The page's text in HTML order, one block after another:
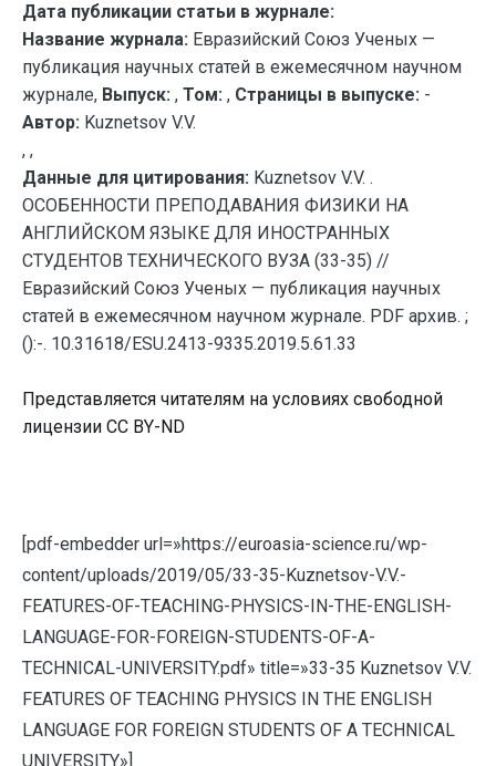
Дата публикации статьи в журнале:
Название журнала: Евразийский Союз Ученых —
публикация научных статей в ежемесячном научном
журнале, Выпуск: , Том: , Страницы в выпуске: -
Автор: Kuznetsov V.V.
, ,
Данные для цитирования: Kuznetsov V.V. .
ОСОБЕННОСТИ ПРЕПОДАВАНИЯ ФИЗИКИ НА
АНГЛИЙСКОМ ЯЗЫКЕ ДЛЯ ИНОСТРАННЫХ
СТУДЕНТОВ ТЕХНИЧЕСКОГО ВУЗА (33-35) //
Евразийский Союз Ученых — публикация научных
статей в ежемесячном научном журнале. PDF архив. ;
():-. 10.31618/ESU.2413-9335.2019.5.61.33
Представляется читателям на условиях свободной
лицензии CC BY-ND
[pdf-embedder url=»https://euroasia-science.ru/wp-
content/uploads/2019/05/33-35-Kuznetsov-V.V.-
FEATURES-OF-TEACHING-PHYSICS-IN-THE-ENGLISH-
LANGUAGE-FOR-FOREIGN-STUDENTS-OF-A-
TECHNICAL-UNIVERSITY.pdf» title=»33-35 Kuznetsov V.V.
FEATURES OF TEACHING PHYSICS IN THE ENGLISH
LANGUAGE FOR FOREIGN STUDENTS OF A TECHNICAL
UNIVERSITY»]